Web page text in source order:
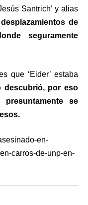
Santrich’ y alias
de
seguramente
que ‘Eider’ estaba
descubrió, por eso
se
en-
carros-de-unp-en-